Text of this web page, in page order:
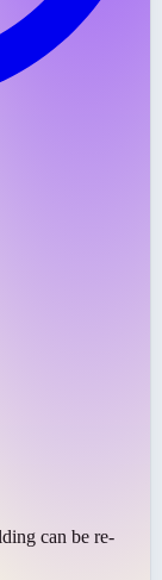
can be re-